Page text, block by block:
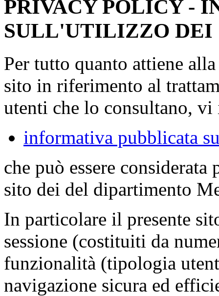
PRIVACY POLICY -
SULL'UTILIZZO DEI
Per tutto quanto attiene
sito in riferimento al
utenti che lo consultano,
informativa pubblicata
che può essere
sito dei del dipartimento
In particolare il presente
sessione (costituiti da
funzionalità (tipologia
navigazione sicura ed